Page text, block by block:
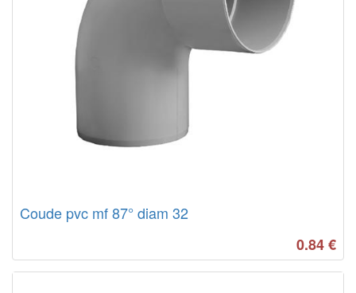
Coude pvc mf 87° diam 32
0.84€